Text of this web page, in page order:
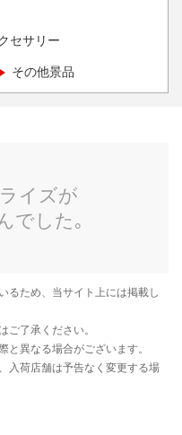
セサリー
その他景品